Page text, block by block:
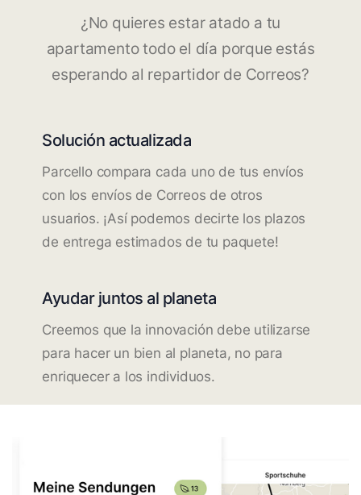
¿No quieres estar atado a tu
apartamento todo el día porque estás
esperando al repartidor de Correos?
Solución actualizada
Parcello compara cada uno de tus envíos
con los envíos de Correos de otros
usuarios. ¡Así podemos decirte los plazos
de entrega estimados de tu paquete!
Ayudar juntos al planeta
Creemos que la innovación debe utilizarse
para hacer un bien al planeta, no para
enriquecer a los individuos.